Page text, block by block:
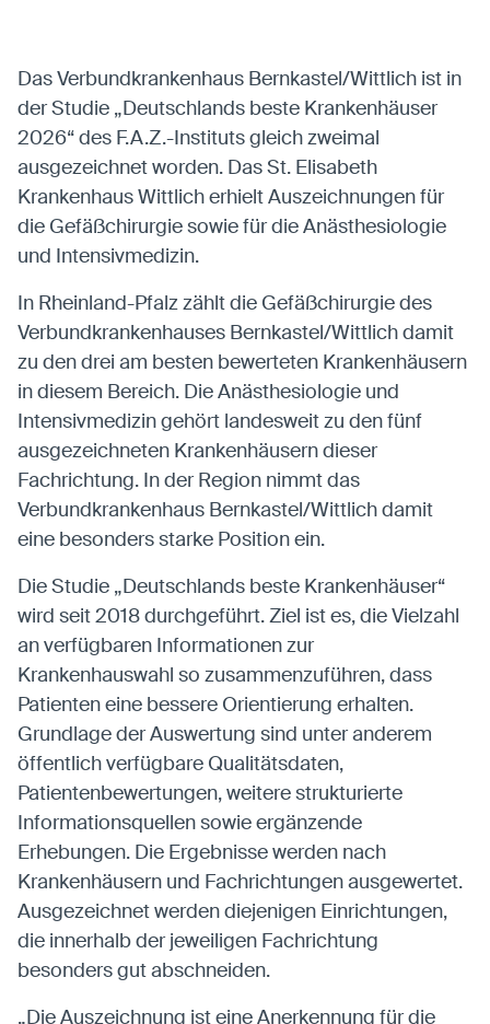
Das Verbundkrankenhaus Bernkastel/Wittlich ist in
der Studie „Deutschlands beste Krankenhäuser
2026“ des F.A.Z.-Instituts gleich zweimal
ausgezeichnet worden. Das St. Elisabeth
Krankenhaus Wittlich erhielt Auszeichnungen für
die Gefäßchirurgie sowie für die Anästhesiologie
und Intensivmedizin.
In Rheinland-Pfalz zählt die Gefäßchirurgie des
Verbundkrankenhauses Bernkastel/Wittlich damit
zu den drei am besten bewerteten Krankenhäusern
in diesem Bereich. Die Anästhesiologie und
Intensivmedizin gehört landesweit zu den fünf
ausgezeichneten Krankenhäusern dieser
Fachrichtung. In der Region nimmt das
Verbundkrankenhaus Bernkastel/Wittlich damit
eine besonders starke Position ein.
Die Studie „Deutschlands beste Krankenhäuser“
wird seit 2018 durchgeführt. Ziel ist es, die Vielzahl
an verfügbaren Informationen zur
Krankenhauswahl so zusammenzuführen, dass
Patienten eine bessere Orientierung erhalten.
Grundlage der Auswertung sind unter anderem
öffentlich verfügbare Qualitätsdaten,
Patientenbewertungen, weitere strukturierte
Informationsquellen sowie ergänzende
Erhebungen. Die Ergebnisse werden nach
Krankenhäusern und Fachrichtungen ausgewertet.
Ausgezeichnet werden diejenigen Einrichtungen,
die innerhalb der jeweiligen Fachrichtung
besonders gut abschneiden.
„Die Auszeichnung ist eine Anerkennung für die
Karten
Anzeige von Karten-Elementen mit externen
Anbietern
OpenStreetMap
Anbieter:OpenStreetMap
Statistiken
Statistiken-Cookies erfassen Informationen
anonym. Diese Informationen helfen uns zu
verstehen, wie unsere Besucher unsere Website
nutzen.
Matomo
Anbieter: Matomo